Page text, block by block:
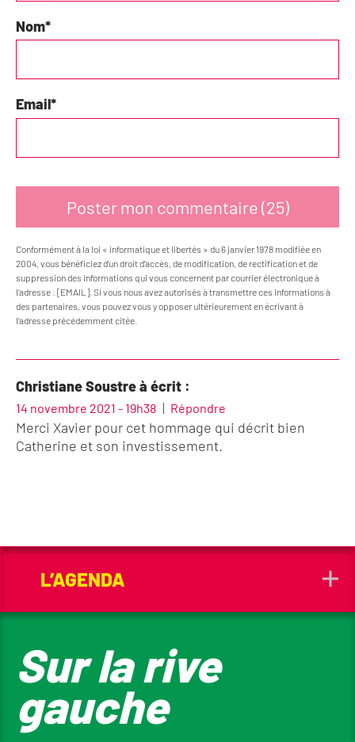
Nom*
Email*
Conformément à la loi « informatique et libertés » du 6 janvier 1978 modifiée en
2004, vous bénéficiez d’un droit d’accès, de modification, de rectification et de
suppression des informations qui vous concernent par courrier électronique à
l’adresse : [EMAIL]. Si vous nous avez autorisés à transmettre ces informations à
des partenaires, vous pouvez vous y opposer ultérieurement en écrivant à
l’adresse précédemment citée.
Christiane Soustre à écrit :
14 novembre 2021 - 19h38 Répondre
Merci Xavier pour cet hommage qui décrit bien
Catherine et son investissement.
L’AGENDA
Sur la rive
gauche